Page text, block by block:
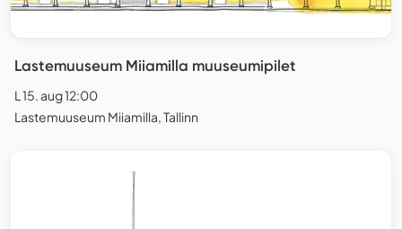
Lastemuuseum Miiamilla muuseumipilet
L 15. aug 12:00
Lastemuuseum Miiamilla, Tallinn